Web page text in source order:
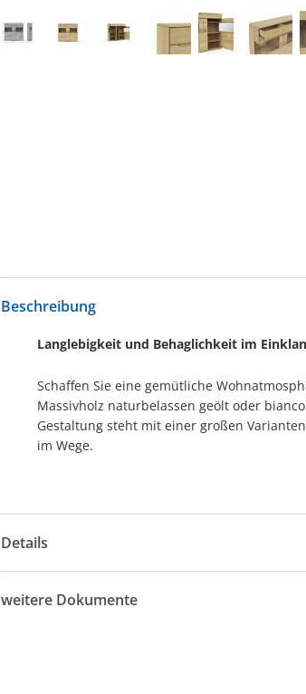
Beschreibung
Langlebigkeit und Behaglichkeit im
Schaffen Sie eine gemütliche
Massivholz naturbelassen geölt oder
Gestaltung steht mit einer großen
im Wege.
Details
weitere Dokumente